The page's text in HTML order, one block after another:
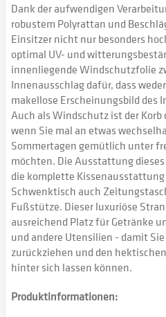
Dank der aufwendigen
robustem Polyrattan und
Einsitzer nicht nur besonders
optimal UV- und
innenliegende Windschutzfolie
Innenausschlag dafür, dass
makellose Erscheinungsbild des
Auch als Windschutz ist der
wenn Sie mal an etwas
Sommertagen gemütlich unter
möchten. Die Ausstattung
die komplette
Schwenktisch auch
Fußstütze. Dieser luxuriöse
ausreichend Platz für Getränke
und andere Utensilien - damit
zurückziehen und den
hinter sich lassen können.
Produktinformationen: